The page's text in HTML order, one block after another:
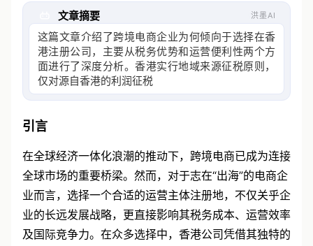
文章摘要 洪墨AI
这篇文章介绍了跨境电商企业为何倾向于选择在香
港注册公司，主要从税务优势和运营便利性两个方
面进行了深度分析。香港实行地域来源征税原则，
仅对源自香港的利润征税，且税率较低（16
引言
在全球经济一体化浪潮的推动下，跨境电商已成为连接
全球市场的重要桥梁。然而，对于志在“出海”的电商企
业而言，选择一个合适的运营主体注册地，不仅关乎企
业的长远发展战略，更直接影响其税务成本、运营效率
及国际竞争力。在众多选择中，香港公司凭借其独特的